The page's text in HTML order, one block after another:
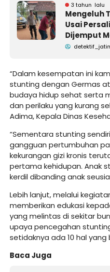
3 tahun lalu
Mengeluh
Usai
Dijemput
“Dalam kesempatan ini
stunting dengan Germas
budaya hidup sehat serta
dan perilaku yang kurang
Adima, Kepala Dinas
“Sementara stunting
gangguan pertumbuhan
kekurangan gizi kronis
pertama kehidupan. Anak
kerdil dibanding anak
Lebih lanjut, melalui
memberikan edukasi
yang melintas di sekitar
upaya pencegahan
setidaknya ada 10 hal yang
Baca Juga